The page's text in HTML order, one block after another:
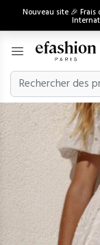
Nouveau site 🎉